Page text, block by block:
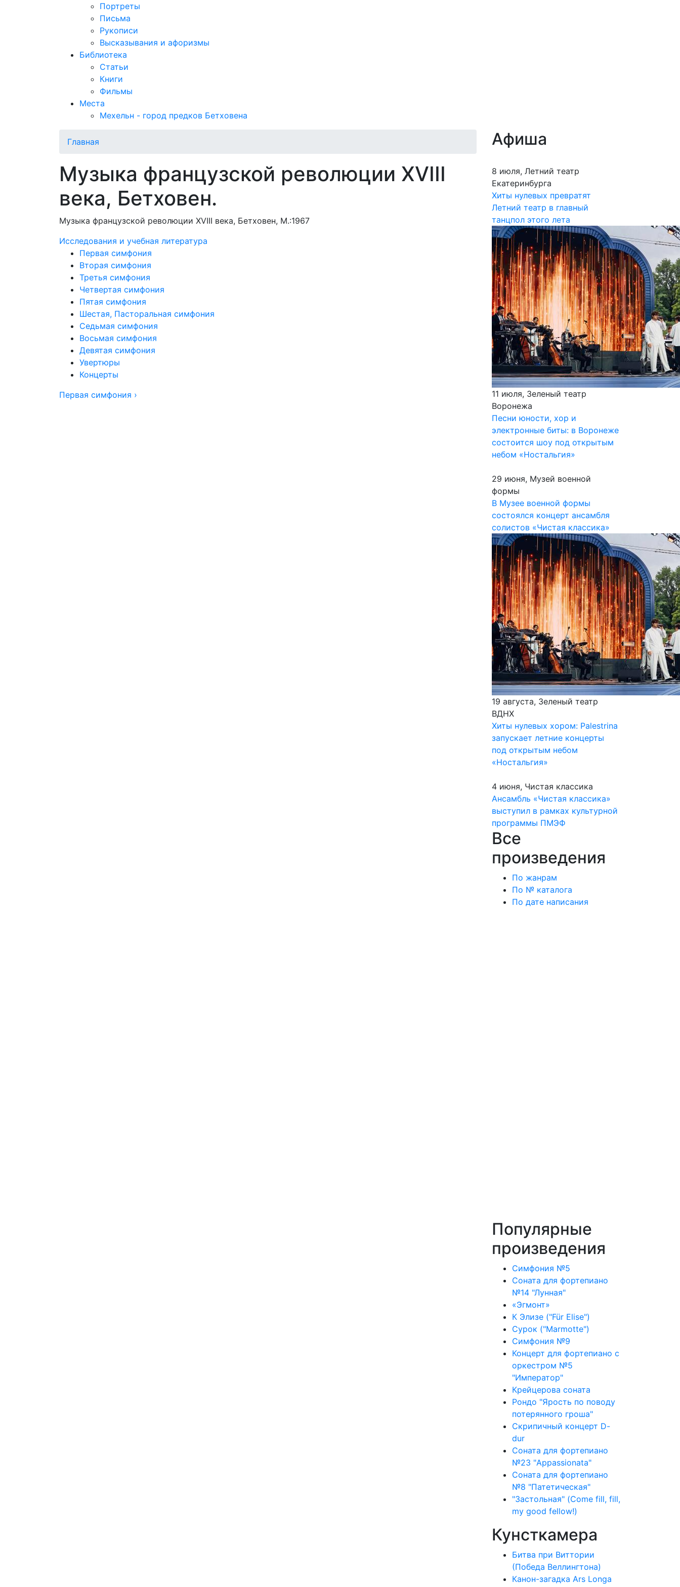
Портреты
Письма
Рукописи
Высказывания и афоризмы
Библиотека
Статьи
Книги
Фильмы
Места
Мехельн - город предков Бетховена
Главная
Музыка французской революции XVIII
века, Бетховен.
Музыка французской революции XVIII века, Бетховен, М.:1967
Исследования и учебная литература
Первая симфония
Вторая симфония
Третья симфония
Четвертая симфония
Пятая симфония
Шестая, Пасторальная симфония
Седьмая симфония
Восьмая симфония
Девятая симфония
Увертюры
Концерты
Первая симфония ›
Афиша
8 июля, Летний театр
Екатеринбурга
Хиты нулевых превратят
Летний театр в главный
танцпол этого лета
11 июля, Зеленый театр
Воронежа
Песни юности, хор и
электронные биты: в Воронеже
состоится шоу под открытым
небом «Ностальгия»
29 июня, Музей военной
формы
В Музее военной формы
состоялся концерт ансамбля
солистов «Чистая классика»
19 августа, Зеленый театр
ВДНХ
Хиты нулевых хором: Palestrina
запускает летние концерты
под открытым небом
«Ностальгия»
4 июня, Чистая классика
Ансамбль «Чистая классика»
выступил в рамках культурной
программы ПМЭФ
Все
произведения
По жанрам
По № каталога
По дате написания
Популярные
произведения
Симфония №5
Соната для фортепиано
№14 "Лунная"
«Эгмонт»
К Элизе ("Für Elise")
Сурок ("Marmotte")
Симфония №9
Концерт для фортепиано с
оркестром №5
"Император"
Крейцерова соната
Рондо "Ярость по поводу
потерянного гроша"
Скрипичный концерт D-
dur
Соната для фортепиано
№23 "Appassionata"
Соната для фортепиано
№8 "Патетическая"
"Застольная" (Come fill, fill,
my good fellow!)
Кунсткамера
Битва при Виттории
(Победа Веллингтона)
Канон-загадка Ars Longa